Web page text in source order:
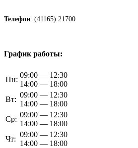
Телефон: (41165) 21700
График работы:
Пн:
09:00 — 12:30
14:00 — 18:00
Вт:
09:00 — 12:30
14:00 — 18:00
Ср:
09:00 — 12:30
14:00 — 18:00
Чт:
09:00 — 12:30
14:00 — 18:00